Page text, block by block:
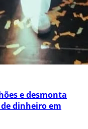
e desmonta
dinheiro em